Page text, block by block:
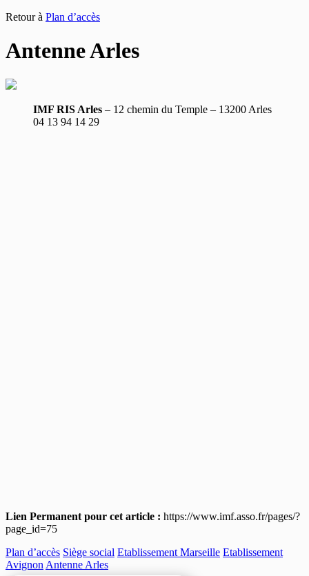
Retour à Plan d’accès
Antenne Arles
IMF RIS Arles – 12 chemin du Temple – 13200 Arles
04 13 94 14 29
Lien Permanent pour cet article : https://www.imf.asso.fr/pages/?
page_id=75
Plan d’accès Siège social Etablissement Marseille Etablissement
Avignon Antenne Arles